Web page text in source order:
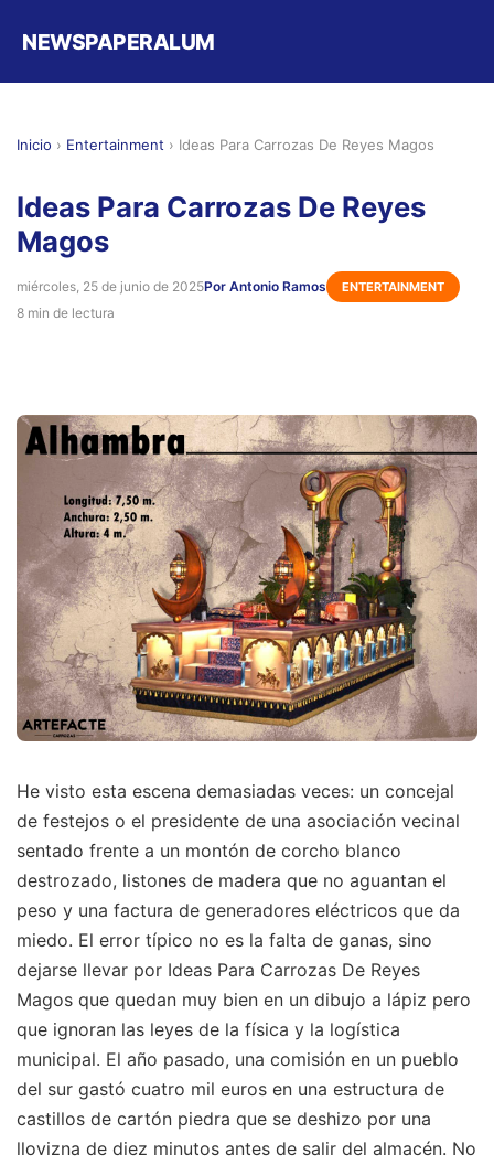
NEWSPAPERALUM
Inicio › Entertainment › Ideas Para Carrozas De Reyes Magos
Ideas Para Carrozas De Reyes
Magos
miércoles, 25 de junio de 2025Por Antonio Ramos ENTERTAINMENT
8 min de lectura
He visto esta escena demasiadas veces: un concejal
de festejos o el presidente de una asociación vecinal
sentado frente a un montón de corcho blanco
destrozado, listones de madera que no aguantan el
peso y una factura de generadores eléctricos que da
miedo. El error típico no es la falta de ganas, sino
dejarse llevar por Ideas Para Carrozas De Reyes
Magos que quedan muy bien en un dibujo a lápiz pero
que ignoran las leyes de la física y la logística
municipal. El año pasado, una comisión en un pueblo
del sur gastó cuatro mil euros en una estructura de
castillos de cartón piedra que se deshizo por una
llovizna de diez minutos antes de salir del almacén. No